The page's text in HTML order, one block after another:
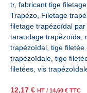
tr, fabricant tige
Trapézo, Filetage
filetage trapézoïdal par
taraudage trapézoïda,
trapézoïdal, tige filetée
trapézoïdale, tige
filetées, vis
12,17 € HT / 14,60 € TTC